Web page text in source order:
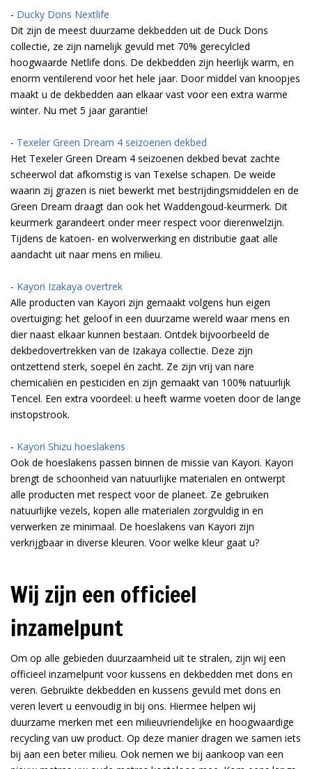
- Ducky Dons Nextlife
Dit zijn de meest duurzame dekbedden uit de Duck Dons
collectie, ze zijn namelijk gevuld met 70% gerecylcled
hoogwaarde Netlife dons. De dekbedden zijn heerlijk warm, en
enorm ventilerend voor het hele jaar. Door middel van knoopjes
maakt u de dekbedden aan elkaar vast voor een extra warme
winter. Nu met 5 jaar garantie!
- Texeler Green Dream 4 seizoenen dekbed
Het Texeler Green Dream 4 seizoenen dekbed bevat zachte
scheerwol dat afkomstig is van Texelse schapen. De weide
waarin zij grazen is niet bewerkt met bestrijdingsmiddelen en de
Green Dream draagt dan ook het Waddengoud-keurmerk. Dit
keurmerk garandeert onder meer respect voor dierenwelzijn.
Tijdens de katoen- en wolverwerking en distributie gaat alle
aandacht uit naar mens en milieu.
- Kayori Izakaya overtrek
Alle producten van Kayori zijn gemaakt volgens hun eigen
overtuiging: het geloof in een duurzame wereld waar mens en
dier naast elkaar kunnen bestaan. Ontdek bijvoorbeeld de
dekbedovertrekken van de Izakaya collectie. Deze zijn
ontzettend sterk, soepel én zacht. Ze zijn vrij van nare
chemicaliën en pesticiden en zijn gemaakt van 100% natuurlijk
Tencel. Een extra voordeel: u heeft warme voeten door de lange
instopstrook.
- Kayori Shizu hoeslakens
Ook de hoeslakens passen binnen de missie van Kayori. Kayori
brengt de schoonheid van natuurlijke materialen en ontwerpt
alle producten met respect voor de planeet. Ze gebruiken
natuurlijke vezels, kopen alle materialen zorgvuldig in en
verwerken ze minimaal. De hoeslakens van Kayori zijn
verkrijgbaar in diverse kleuren. Voor welke kleur gaat u?
Wij zijn een officieel
inzamelpunt
Om op alle gebieden duurzaamheid uit te stralen, zijn wij een
officieel inzamelpunt voor kussens en dekbedden met dons en
veren. Gebruikte dekbedden en kussens gevuld met dons en
veren levert u eenvoudig in bij ons. Hiermee helpen wij
duurzame merken met een milieuvriendelijke en hoogwaardige
recycling van uw product. Op deze manier dragen we samen iets
bij aan een beter milieu. Ook nemen we bij aankoop van een